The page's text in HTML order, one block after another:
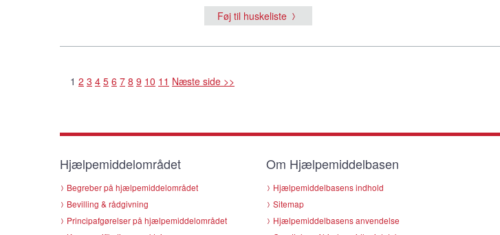
Føj til huskeliste
1 2 3 4 5 6 7 8 9 10 11 Næste side >>
Hjælpemiddelområdet
Begreber på hjælpemiddelområdet
Bevilling & rådgivning
Principafgørelser på hjælpemiddelområdet
Om Hjælpemiddelbasen
Hjælpemiddelbasens indhold
Sitemap
Hjælpemiddelbasens anvendelse